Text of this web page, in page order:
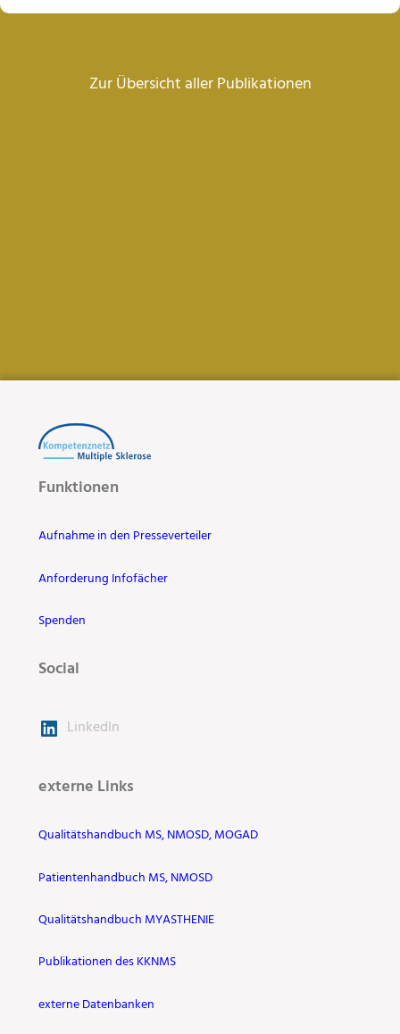
Zur Übersicht aller Publikationen
Funktionen
Aufnahme in den Presseverteiler
Anforderung Infofächer
Spenden
Social
LinkedIn
externe Links
Qualitätshandbuch MS, NMOSD, MOGAD
Patientenhandbuch MS, NMOSD
Qualitätshandbuch MYASTHENIE
Publikationen des KKNMS
externe Datenbanken